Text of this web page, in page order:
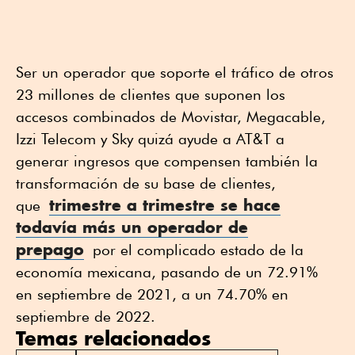
Ser un operador que soporte el tráfico de otros
23 millones de clientes que suponen los
accesos combinados de Movistar, Megacable,
Izzi Telecom y Sky quizá ayude a AT&T a
generar ingresos que compensen también la
transformación de su base de clientes,
que trimestre a trimestre se hace
todavía más un operador de
prepago por el complicado estado de la
economía mexicana, pasando de un 72.91%
en septiembre de 2021, a un 74.70% en
septiembre de 2022.
Temas relacionados